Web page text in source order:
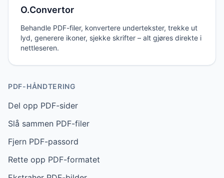
O.Convertor
Behandle PDF-filer, konvertere undertekster, trekke ut
lyd, generere ikoner, sjekke skrifter – alt gjøres direkte i
nettleseren.
PDF-HÅNDTERING
Del opp PDF-sider
Slå sammen PDF-filer
Fjern PDF-passord
Rette opp PDF-formatet